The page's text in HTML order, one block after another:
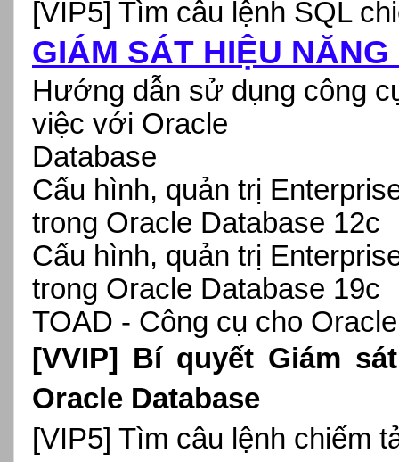
[VIP5] Tìm câu lệnh SQL
GIÁM SÁT HIỆU
Hướng dẫn sử dụng công
việc với Oracle
Database
Cấu hình, quản trị
trong Oracle Database 12c
Cấu hình, quản trị
trong Oracle Database 19c
TOAD - Công cụ cho
[VVIP] Bí quyết Giám
Oracle Database
[VIP5] Tìm câu lệnh chiếm